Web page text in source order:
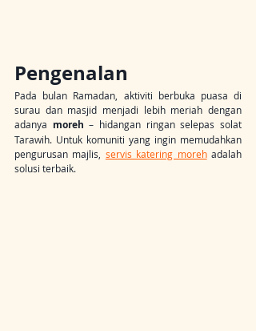
Pengenalan
Pada bulan Ramadan, aktiviti berbuka puasa di
surau dan masjid menjadi lebih meriah dengan
adanya moreh – hidangan ringan selepas solat
Tarawih. Untuk komuniti yang ingin memudahkan
pengurusan majlis, servis katering moreh adalah
solusi terbaik.